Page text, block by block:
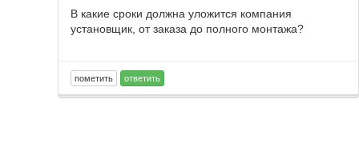
В какие сроки должна уложится компания
установщик, от заказа до полного монтажа?